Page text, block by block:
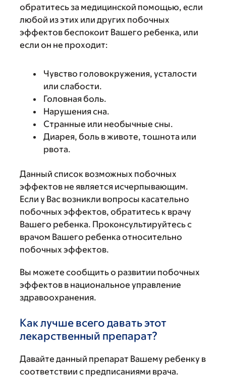
обратитесь за медицинской помощью, если
любой из этих или других побочных
эффектов беспокоит Вашего ребенка, или
если он не проходит:
Чувство головокружения, усталости
или слабости.
Головная боль.
Нарушения сна.
Странные или необычные сны.
Диарея, боль в животе, тошнота или
рвота.
Данный список возможных побочных
эффектов не является исчерпывающим.
Если у Вас возникли вопросы касательно
побочных эффектов, обратитесь к врачу
Вашего ребенка. Проконсультируйтесь с
врачом Вашего ребенка относительно
побочных эффектов.
Вы можете сообщить о развитии побочных
эффектов в национальное управление
здравоохранения.
Как лучше всего давать этот
лекарственный препарат?
Давайте данный препарат Вашему ребенку в
соответствии с предписаниями врача.